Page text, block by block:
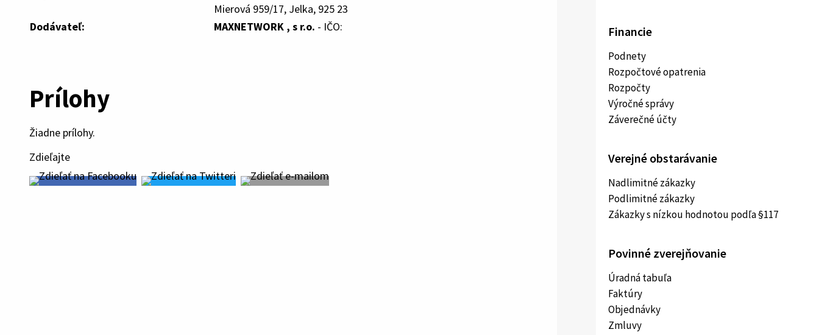
Mierová 959/17, Jelka, 925 23
Dodávateľ:
MAXNETWORK , s r.o. - IČO:
Prílohy
Žiadne prílohy.
Zdieľajte
Financie
Podnety
Rozpočtové opatrenia
Rozpočty
Výročné správy
Záverečné účty
Verejné obstarávanie
Nadlimitné zákazky
Podlimitné zákazky
Zákazky s nízkou hodnotou podľa §117
Povinné zverejňovanie
Úradná tabuľa
Faktúry
Objednávky
Zmluvy